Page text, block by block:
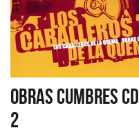
OBRAS CUMBRES CD
2